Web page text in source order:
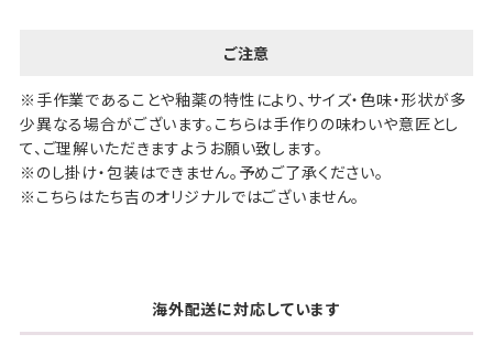
ご注意
※手作業であることや釉薬の特性により、サイズ・色味・形状が多
少異なる場合がございます。こちらは手作りの味わいや意匠とし
て、ご理解いただきますようお願い致します。
※のし掛け・包装はできません。予めご了承ください。
※こちらはたち吉のオリジナルではございません。
海外配送に対応しています